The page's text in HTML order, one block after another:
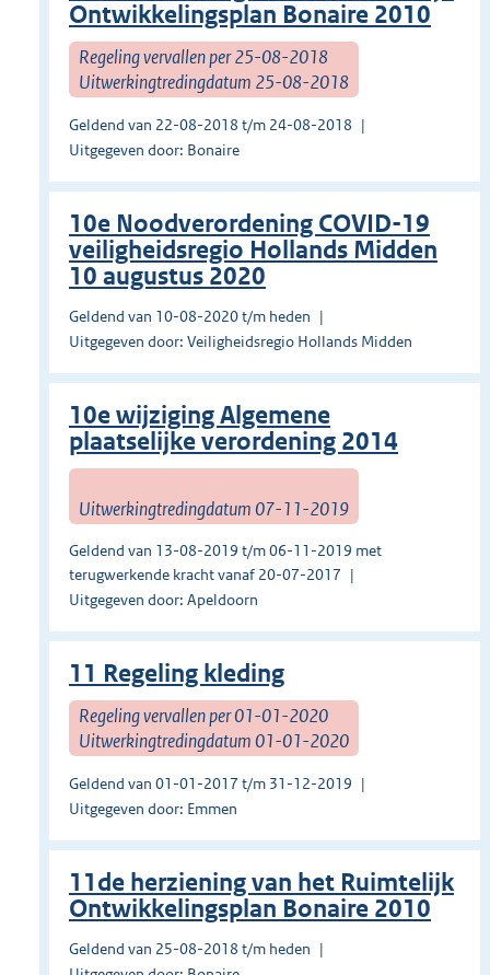
Ontwikkelingsplan Bonaire 2010
Regeling vervallen per 25-08-2018
Uitwerkingtredingdatum 25-08-2018
Geldend van 22-08-2018 t/m 24-08-2018
Uitgegeven door: Bonaire
10e Noodverordening COVID-19
veiligheidsregio Hollands Midden
10 augustus 2020
Geldend van 10-08-2020 t/m heden
Uitgegeven door: Veiligheidsregio Hollands Midden
10e wijziging Algemene
plaatselijke verordening 2014
Uitwerkingtredingdatum 07-11-2019
Geldend van 13-08-2019 t/m 06-11-2019 met
terugwerkende kracht vanaf 20-07-2017
Uitgegeven door: Apeldoorn
11 Regeling kleding
Regeling vervallen per 01-01-2020
Uitwerkingtredingdatum 01-01-2020
Geldend van 01-01-2017 t/m 31-12-2019
Uitgegeven door: Emmen
11de herziening van het Ruimtelijk
Ontwikkelingsplan Bonaire 2010
Geldend van 25-08-2018 t/m heden